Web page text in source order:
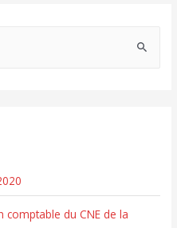
du CNE de la